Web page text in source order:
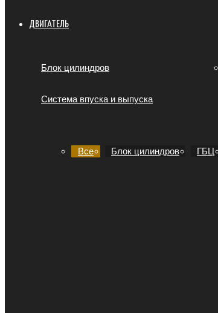
ДВИГАТЕЛЬ
Блок цилиндров
Система впуска и выпуска
Все Блок цилиндров ГБЦ